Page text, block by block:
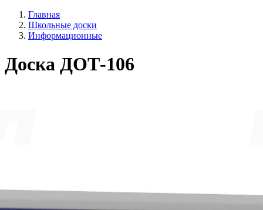
Главная
Школьные доски
Информационные
Доска ДОТ-106